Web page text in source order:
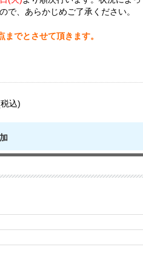
で、あらかじめご了承ください。
でとさせて頂きます。
込)